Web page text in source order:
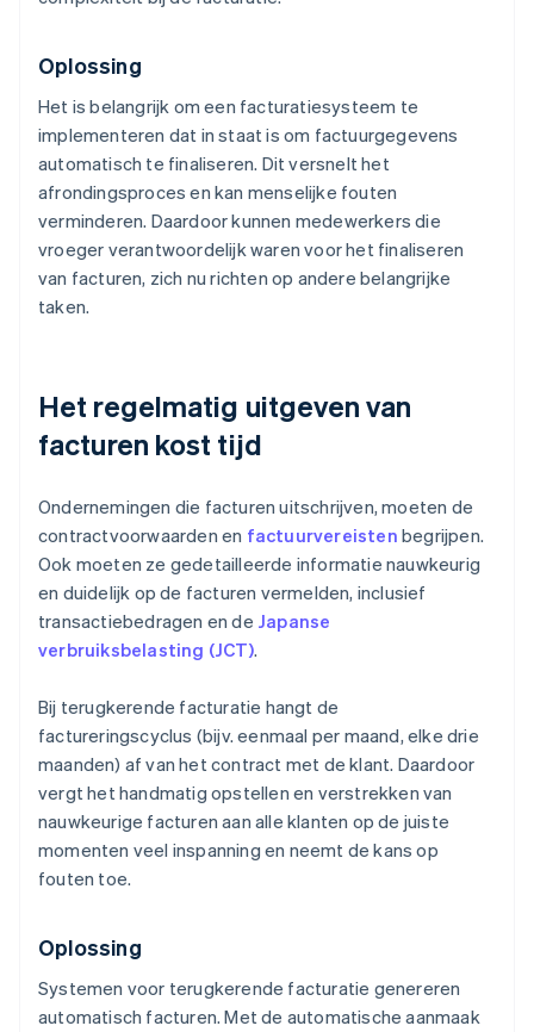
Oplossing
Het is belangrijk om een facturatiesysteem te
implementeren dat in staat is om factuurgegevens
automatisch te finaliseren. Dit versnelt het
afrondingsproces en kan menselijke fouten
verminderen. Daardoor kunnen medewerkers die
vroeger verantwoordelijk waren voor het finaliseren
van facturen, zich nu richten op andere belangrijke
taken.
Het regelmatig uitgeven van
facturen kost tijd
Ondernemingen die facturen uitschrijven, moeten de
contractvoorwaarden en factuurvereisten begrijpen.
Ook moeten ze gedetailleerde informatie nauwkeurig
en duidelijk op de facturen vermelden, inclusief
transactiebedragen en de Japanse
verbruiksbelasting (JCT).
Bij terugkerende facturatie hangt de
factureringscyclus (bijv. eenmaal per maand, elke drie
maanden) af van het contract met de klant. Daardoor
vergt het handmatig opstellen en verstrekken van
nauwkeurige facturen aan alle klanten op de juiste
momenten veel inspanning en neemt de kans op
fouten toe.
Oplossing
Systemen voor terugkerende facturatie genereren
automatisch facturen. Met de automatische aanmaak